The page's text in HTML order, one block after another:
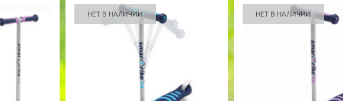
НЕТ В НАЛИЧИИ НЕТ В НАЛИЧИИ